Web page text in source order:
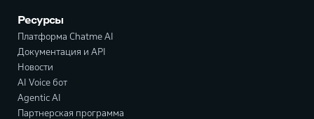
Ресурсы
Платформа Chatme AI
Документация и API
Новости
AI Voice бот
Agentic AI
Партнерская программа